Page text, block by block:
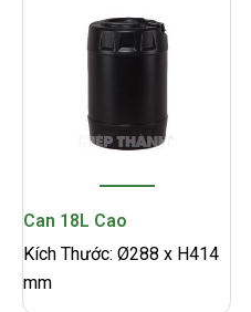
Can 18L Cao
Kích Thước: Ø288 x H414
mm